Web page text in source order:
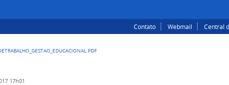
Contato Webmail Central
17h01